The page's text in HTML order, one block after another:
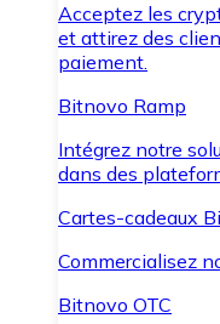
Acceptez les
et attirez des
paiement.
Bitnovo Ramp
Intégrez notre
dans des
Cartes-cadeaux
Commercialisez
Bitnovo OTC